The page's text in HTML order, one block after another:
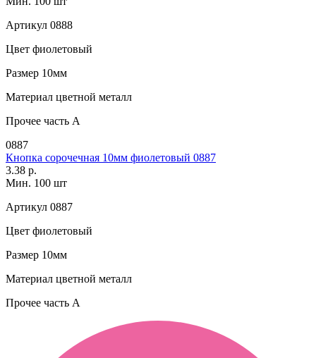
Артикул 0888
Цвет фиолетовый
Размер 10мм
Материал цветной металл
Прочее часть A
0887
Кнопка сорочечная 10мм фиолетовый 0887
3.38 р.
Мин. 100 шт
Артикул 0887
Цвет фиолетовый
Размер 10мм
Материал цветной металл
Прочее часть A